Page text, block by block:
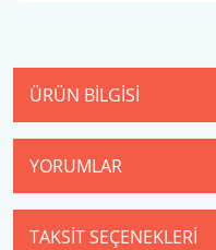
ÜRÜN BILGISI
YORUMLAR
TAKSIT SEÇENEKLERI